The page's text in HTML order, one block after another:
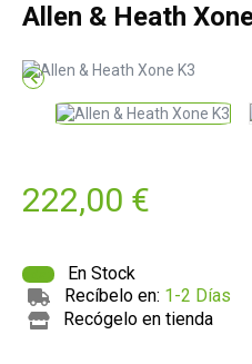
Allen & Heath

222,00 €
En Stock
Recíbelo en: 1-2 Días
Recógelo en tienda